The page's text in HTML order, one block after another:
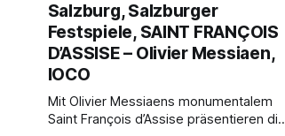
Salzburg, Salzburger
Festspiele, SAINT FRANÇOIS
D’ASSISE – Olivier Messiaen,
IOCO
Mit Olivier Messiaens monumentalem
Saint François d’Assise präsentieren die